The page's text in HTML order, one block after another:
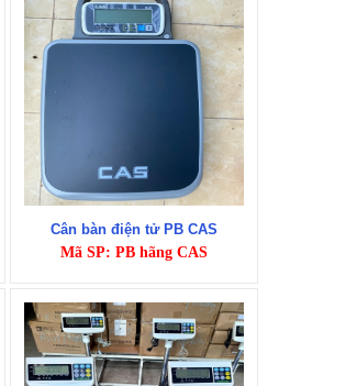
Cân bàn điện tử PB CAS
Mã SP: PB hãng CAS